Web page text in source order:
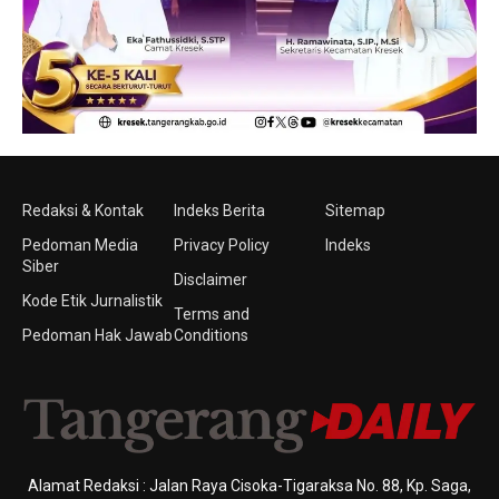
Redaksi & Kontak
Pedoman Media
Siber
Kode Etik Jurnalistik
Pedoman Hak Jawab
Indeks Berita
Privacy Policy
Disclaimer
Terms and
Conditions
Sitemap
Indeks
Alamat Redaksi : Jalan Raya Cisoka-Tigaraksa No. 88, Kp. Saga,